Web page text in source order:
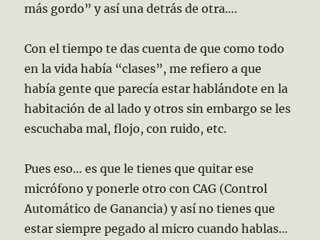
más gordo” y así una detrás de otra….
Con el tiempo te das cuenta de que como todo
en la vida había “clases”, me refiero a que
había gente que parecía estar hablándote en la
habitación de al lado y otros sin embargo se les
escuchaba mal, flojo, con ruido, etc.
Pues eso… es que le tienes que quitar ese
micrófono y ponerle otro con CAG (Control
Automático de Ganancia) y así no tienes que
estar siempre pegado al micro cuando hablas…